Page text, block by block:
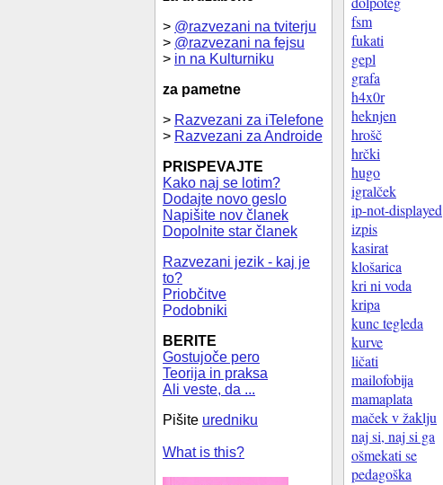
> @razvezani na tviterju
> @razvezani na fejsu
> in na Kulturniku
za pametne
> Razvezani za iTelefone
> Razvezani za Androide
PRISPEVAJTE
Kako naj se lotim?
Dodajte novo geslo
Napišite nov članek
Dopolnite star članek
Razvezani jezik - kaj je
to?
Priobčitve
Podobniki
BERITE
Gostujoče pero
Teorija in praksa
Ali veste, da ...
Pišite uredniku
What is this?
fsm
fukati
gepl
grafa
h4x0r
heknjen
hrošč
hrčki
hugo
igralček
ip-not-displayed
izpis
kasirat
klošarica
kri ni voda
kripa
kunc tegleda
kurve
ličati
mailofobija
mamaplata
maček v žaklju
naj si, naj si ga
ošmekati se
pedagoška